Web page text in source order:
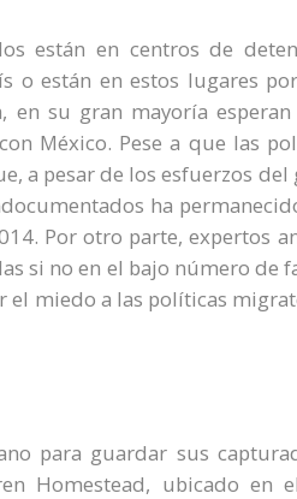
están en centros de
o están en estos lugares
en su gran mayoría
México. Pese a que las
a pesar de los esfuerzos del
ha
Por otro parte, expertos
si no en el bajo número de
el miedo a las políticas
para guardar sus
Homestead, ubicado en